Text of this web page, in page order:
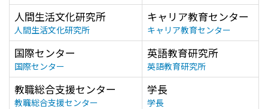
人間生活文化研究所
人間生活文化研究所
キャリア教育センター
キャリア教育センター
国際センター
国際センター
英語教育研究所
英語教育研究所
教職総合支援センター
教職総合支援センター
学長
学長